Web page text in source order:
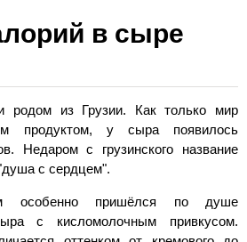
в сыре
родом из Грузии. Как только мир
продуктом, у сыра появилось
Недаром с грузинского название
с сердцем".
особенно пришёлся по душе
с кисломолочным привкусом.